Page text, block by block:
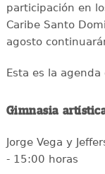
participación en
Caribe Santo
agosto
Esta es la
Gimnasia
Jorge Vega y
- 15:00 horas